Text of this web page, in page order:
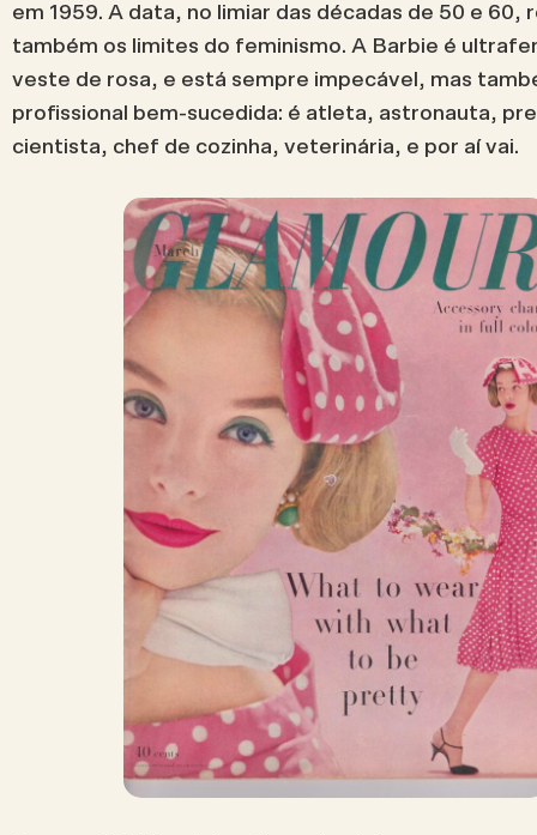
em 1959. A data, no limiar das décadas de 50 e 60,
também os limites do feminismo. A Barbie é
veste de rosa, e está sempre impecável, mas
profissional bem-sucedida: é atleta, astronauta,
cientista, chef de cozinha, veterinária, e por aí vai.